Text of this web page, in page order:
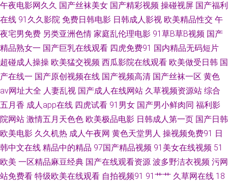
蕉 大香蕉A91 九九热比精品 欧美日韩蜜臀 日韩伦理在线观看 尤物影视 av抖
阴91 大香蕉久久五十 韩国av在線 伦理色色亚洲 日韩AV大桥网站 香蕉视频禁
18 91经典免费视频 肏屄视频电影 精品国语逼 欧美色图p 三级av片在线看 一
剧场 91娇妻激情四射 超碰碰人人妻 国产天天操天天爽 蜜桃抖阴 日韩日逼网
站 在线人妖娘av www干逼 国产在线欧 另类爱爱 日本欧美另类 午夜欧美伦
理 91精品视频入口 波多野吉衣电影 国产传媒91视频 欧美成人精品18 丝袜
午夜电影网久久 国产丝袜美女 国产精彩视频 操碰视屏 国产福利
在线 91久久影院 免费日韩电影 日韩成人影视 欧美精品性交 午
夜宅男免费 另类亚洲色情 家庭乱伦理电影 91草B草B视频 国产
精品熟女一 国产巨乳在线观看 四虎免费91 国内精品无码短片
超碰成人操操 欧美猛交视频 西瓜影院在线观看 欧美做受日韩 国
产在线一 国产原创视频在线 国产视频高清 国产丝袜一区 黄色
av网址大全 人妻乱视 国产成人在线网站 久草视频资源站 综合
五月香 成人app在线 四虎试看 91男女 国产男小鲜肉同 福利影
院网站 激情五月天色色 欧美极品电影 日韩成人第一页 国产日韩
欧美电影 久久机热 成人午夜网 黄色天堂男人 操视频免费91 日
韩中文在线 精品中的精品 97国产精品视频 91美女在线视频 51
欧美 一区精品麻豆经典 国产在线观看资源 波多野洁衣视频 污网
站免费看 特级欧美在线观看 自拍视频91 91艹艹 久草网在线 18